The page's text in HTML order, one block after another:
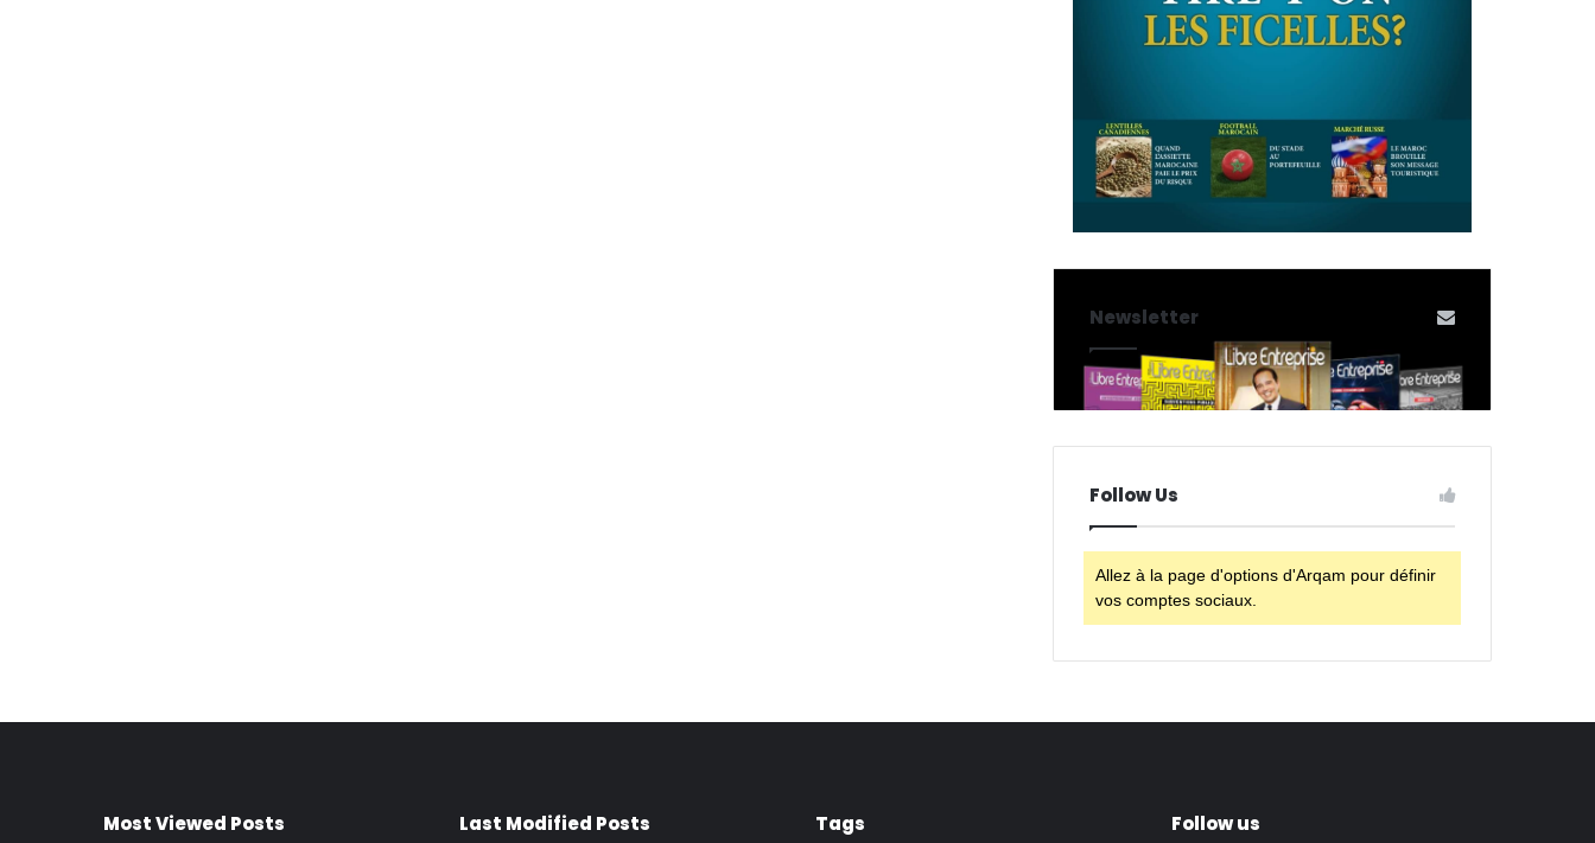
Newsletter
Follow Us
Allez à la page d'options d'Arqam pour définir
vos comptes sociaux.
Most Viewed Posts Last Modified Posts Tags Follow us